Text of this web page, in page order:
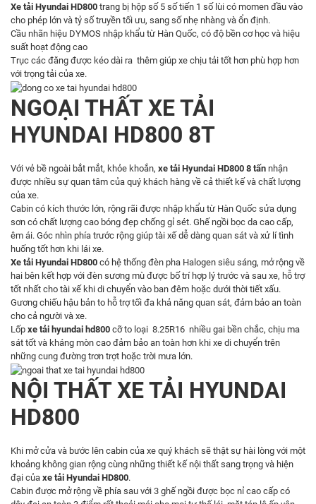
Xe tải Hyundai HD800 trang bị hộp số 5 số tiến 1 số lùi có momen đầu vào
cho phép lớn và tỷ số truyền tối ưu, sang số nhẹ nhàng và ổn định.
Cầu nhãn hiệu DYMOS nhập khẩu từ Hàn Quốc, có độ bền cơ học và hiệu
suất hoạt động cao
Trục các đăng được kéo dài ra thêm giúp xe chịu tải tốt hơn phù hợp hơn
với trọng tải của xe.
NGOẠI THẤT XE TẢI
HYUNDAI HD800 8T
Với vẻ bề ngoài bắt mắt, khỏe khoắn, xe tải Hyundai HD800 8 tấn nhận
được nhiều sự quan tâm của quý khách hàng về cả thiết kế và chất lượng
của xe.
Cabin có kích thước lớn, rộng rãi được nhập khẩu từ Hàn Quốc sửa dụng
sơn có chất lượng cao bóng đẹp chống gỉ sét. Ghế ngồi bọc da cao cấp,
êm ái. Góc nhìn phía trước rộng giúp tài xế dễ dàng quan sát và xử lí tình
huống tốt hơn khi lái xe.
Xe tải Hyundai HD800 có hệ thống đèn pha Halogen siêu sáng, mở rộng về
hai bên kết hợp với đèn sương mù được bố trí hợp lý trước và sau xe, hỗ trợ
tốt nhất cho tài xế khi di chuyển vào ban đêm hoặc dưới thời tiết xấu.
Gương chiếu hậu bản to hỗ trợ tối đa khả năng quan sát, đảm bảo an toàn
cho cả người và xe.
Lốp xe tải hyundai hd800 cỡ to loại 8.25R16 nhiều gai bền chắc, chịu ma
sát tốt và kháng mòn cao đảm bảo an toàn hơn khi xe di chuyển trên
những cung đường trơn trợt hoặc trời mưa lớn.
NỘI THẤT XE TẢI HYUNDAI
HD800
Khi mở cửa và bước lên cabin của xe quý khách sẽ thật sự hài lòng với một
khoảng không gian rộng cùng những thiết kế nội thất sang trọng và hiện
đại của xe tải Hyundai HD800.
Cabin được mở rộng về phía sau với 3 ghế ngồi được bọc nỉ cao cấp có